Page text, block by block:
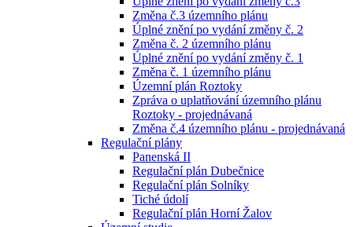
Změna č.3 územního plánu
Úplné znění po vydání změny č. 2
Změna č. 2 územního plánu
Úplné znění po vydání změny č. 1
Změna č. 1 územního plánu
Územní plán Roztoky
Zpráva o uplatňování územního plánu
Roztoky - projednávaná
Změna č.4 územního plánu - projednávaná
Regulační plány
Panenská II
Regulační plán Dubečnice
Regulační plán Solníky
Tiché údolí
Regulační plán Horní Žalov